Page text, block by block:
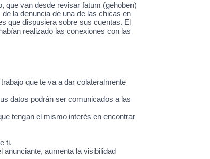
que van desde revisar fatum (gehoben)
la denuncia de una de las chicas en
que dispusiera sobre sus cuentas. El
realizado las conexiones con las
que te va a dar colateralmente
datos podrán ser comunicados a las
tengan el mismo interés en encontrar
ti.
aumenta la visibilidad